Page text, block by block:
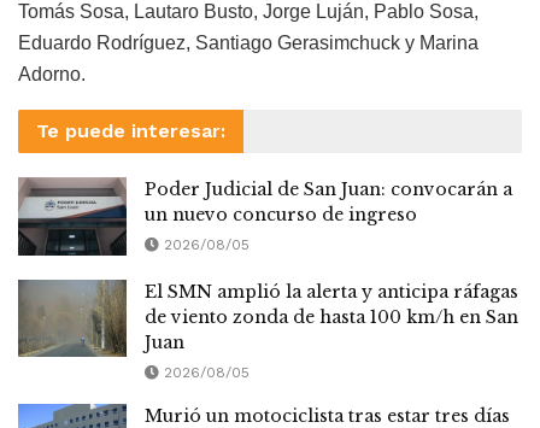
Tomás Sosa, Lautaro Busto, Jorge Luján, Pablo Sosa,
Eduardo Rodríguez, Santiago Gerasimchuck y Marina
Adorno.
Te puede interesar:
Poder Judicial de San Juan: convocarán a
un nuevo concurso de ingreso
2026/08/05
El SMN amplió la alerta y anticipa ráfagas
de viento zonda de hasta 100 km/h en San
Juan
2026/08/05
Murió un motociclista tras estar tres días